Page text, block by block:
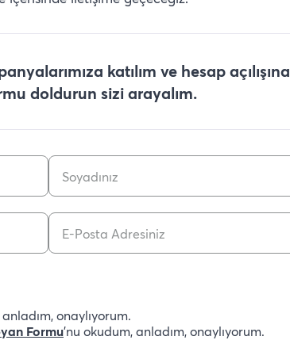
katılım ve hesap açılışına
doldurun sizi arayalım.
onaylıyorum.
Formu'nu okudum, anladım, onaylıyorum.